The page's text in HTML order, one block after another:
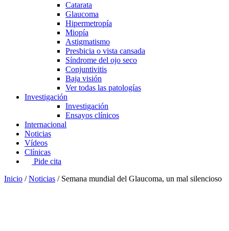
Catarata
Glaucoma
Hipermetropía
Miopía
Astigmatismo
Presbicia o vista cansada
Síndrome del ojo seco
Conjuntivitis
Baja visión
Ver todas las patologías
Investigación
Investigación
Ensayos clínicos
Internacional
Noticias
Vídeos
Clínicas
Pide cita
Inicio /Noticias / Semana mundial del Glaucoma, un mal silencioso